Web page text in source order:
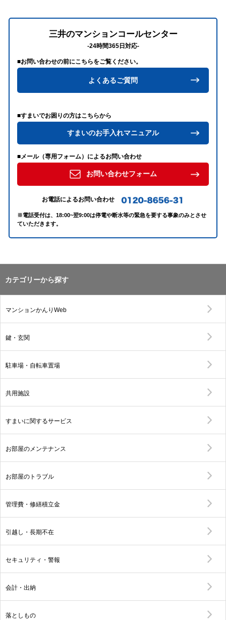
三井のマンションコールセンター
-24時間365日対応-
■お問い合わせの前にこちらをご覧ください。
よくあるご質問
■すまいでお困りの方はこちらから
すまいのお手入れマニュアル
■メール（専用フォーム）によるお問い合わせ
お問い合わせフォーム
お電話によるお問い合わせ
※電話受付は、18:00~翌9:00は停電や断水等の緊急を要する事象のみとさせ
ていただきます。
カテゴリーから探す
マンションかんりWeb
鍵・玄関
駐車場・自転車置場
共用施設
すまいに関するサービス
お部屋のメンテナンス
お部屋のトラブル
管理費・修繕積立金
引越し・長期不在
セキュリティ・警報
会計・出納
落としもの